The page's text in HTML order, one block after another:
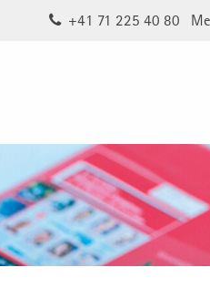
+41 71 225 40 80